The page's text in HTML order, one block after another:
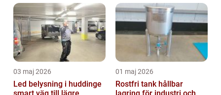
03 maj 2026
Led belysning i huddinge
01 maj 2026
Rostfri tank hållbar